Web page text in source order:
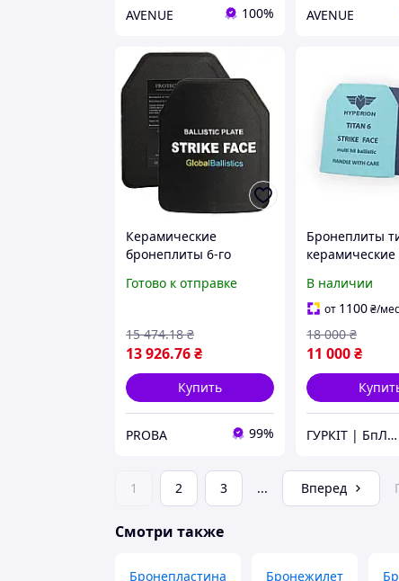
AVENUE 100% AVENUE
Керамические
бронеплиты 6-го
Размер 27 на 34 см.
Готово к отправке
13 926.76₴
15 474.18 ₴
Купить
PROBA 99%
Бронеплиты
керамические
2.6-2,8 кг
В наличии
от 1100₴/мес
11 000₴
18 000 ₴
ГУРКІТ | БпЛА, катапульти в Україні
1 2 3 ... Вперед
Смотри также
Бронепластина Бронежилет